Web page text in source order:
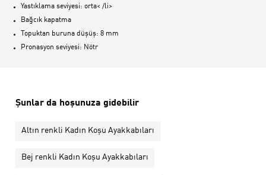
Yastıklama seviyesi: orta< /li>
Bağcık kapatma
Topuktan buruna düşüş: 8 mm
Pronasyon seviyesi: Nötr
Şunlar da hoşunuza gidebilir
Altın renkli Kadın Koşu Ayakkabıları
Bej renkli Kadın Koşu Ayakkabıları